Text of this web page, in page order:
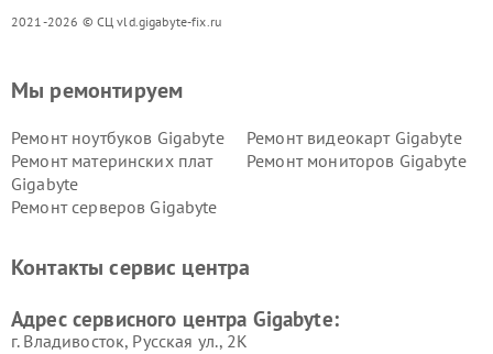
2021-2026 © СЦ vld.gigabyte-fix.ru
Мы ремонтируем
Ремонт ноутбуков Gigabyte
Ремонт видеокарт Gigabyte
Ремонт материнских плат
Gigabyte
Ремонт мониторов Gigabyte
Ремонт серверов Gigabyte
Контакты сервис центра
Адрес сервисного центра Gigabyte:
г. Владивосток, Русская ул., 2К